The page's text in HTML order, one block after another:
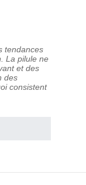
tendances
La pilule ne
et des
des
consistent